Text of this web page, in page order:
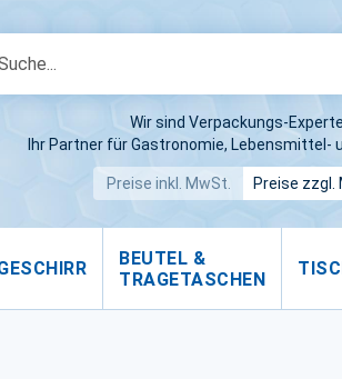
Wir sind Verpackungs-
Ihr Partner für Gastronomie, Lebensmittel-
Preise inkl. MwSt. Preise zzgl.
BEUTEL &
TRAGETASCHEN